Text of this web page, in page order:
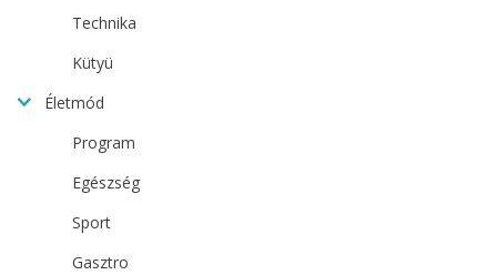
Technika
Kütyü
Életmód
Program
Egészség
Sport
Gasztro